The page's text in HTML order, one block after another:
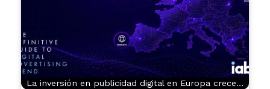
La inversión en publicidad digital en Europa crece…